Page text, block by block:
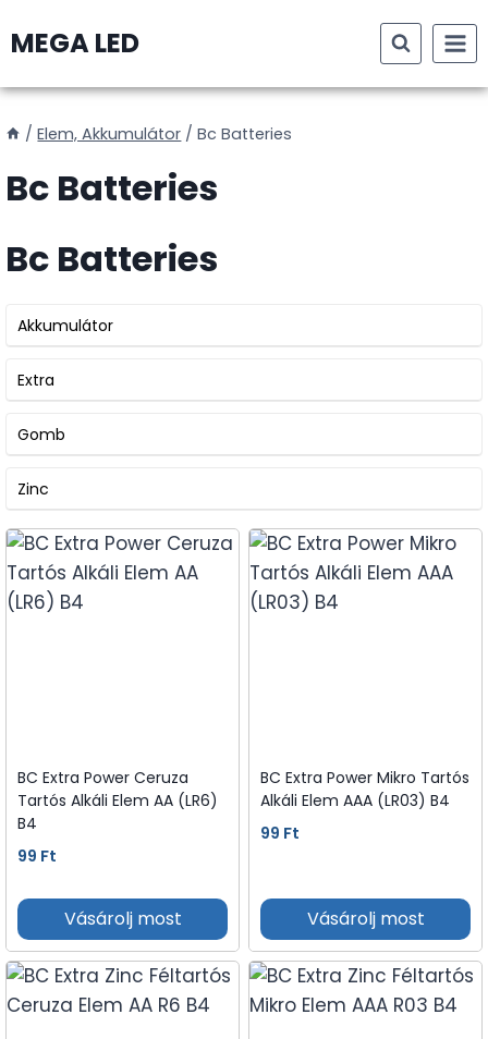
toMEGA LED
/ Elem, Akkumulátor / Bc Batteries
Bc Batteries
Bc Batteries
Akkumulátor
Extra
Gomb
Zinc
BC Extra Power Ceruza
Tartós Alkáli Elem AA (LR6)
B4
99 Ft
Vásárolj most
BC Extra Power Mikro Tartós
Alkáli Elem AAA (LR03) B4
99 Ft
Vásárolj most